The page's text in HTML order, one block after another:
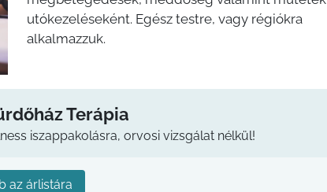
utókezeléseként. Egész testre, vagy régiókra
alkalmazzuk.
Terápia
iszappakolásra, orvosi vizsgálat nélkül!
az árlistára